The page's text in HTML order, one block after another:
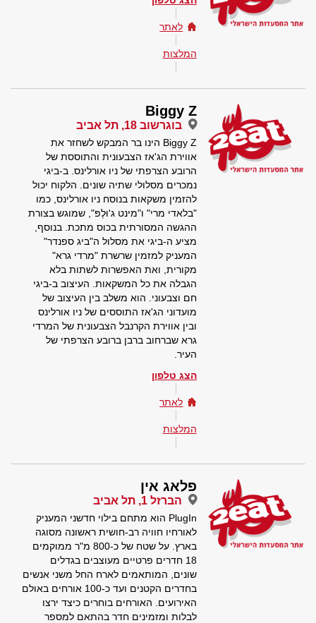
לאתר
המלצות
Biggy Z
בוגרשוב 18, תל אביב
Biggy Z הינו בר המבקש לשחזר את
אווירת הג'אז הצבעונית והתוססת של
הרובע הצרפתי של ניו אורלינס. ב-ביגי
נמכרים מסלולי שתיה שונים. הלקוח יכול
להזמין משקאות בנוסח ניו אורלינס, כמו
"בלאדי מרי" ו"מינט ג'וּלֶפּ", שמוגש בצורת
ההגשה המסורתית בכוס מתכת. בנוסף,
מציע ה-ביגי את מסלול ה"ביג ספנדר"
המעניק למזמין שרשרת "מרדי גרא"
מקורית, ואת האפשרות לשתות בלא
הגבלה את כל המשקאות. העיצוב ב-ביגי
חם וצבעוני. הוא משלב בין העיצוב של
מועדוני הג'אז התוססים של ניו אורלינס
ובין אווירת הקרנבל הצבעונית של המרדי
גרא שברחוב ברבן ברובע הצרפתי של
העיר.
הצג טלפון
לאתר
המלצות
פלאג אין
הברזל 1, תל אביב
PlugIn הוא מתחם בילוי חדשני המעניק
לאורחיו חוויה רב-חושית ראשונה מסוגה
בארץ. על שטח של כ-800 מ"ר ממוקמים
18 חדרים פרטיים מעוצבים בגדלים
שונים, המותאמים לארח החל משני אנשים
בחדרים הקטנים ועד כ-100 אורחים באולם
האירועים. האורחים בוחרים כיצד ירצו
לבלות ומזמינים חדר בהתאם למספר